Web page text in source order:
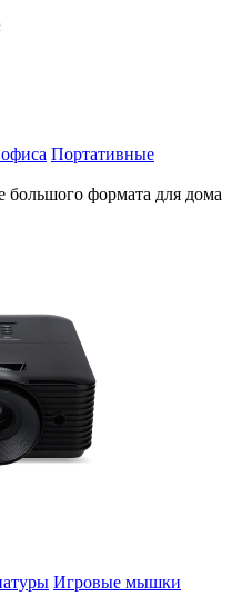
Портативные
большого формата для дома
Игровые мышки